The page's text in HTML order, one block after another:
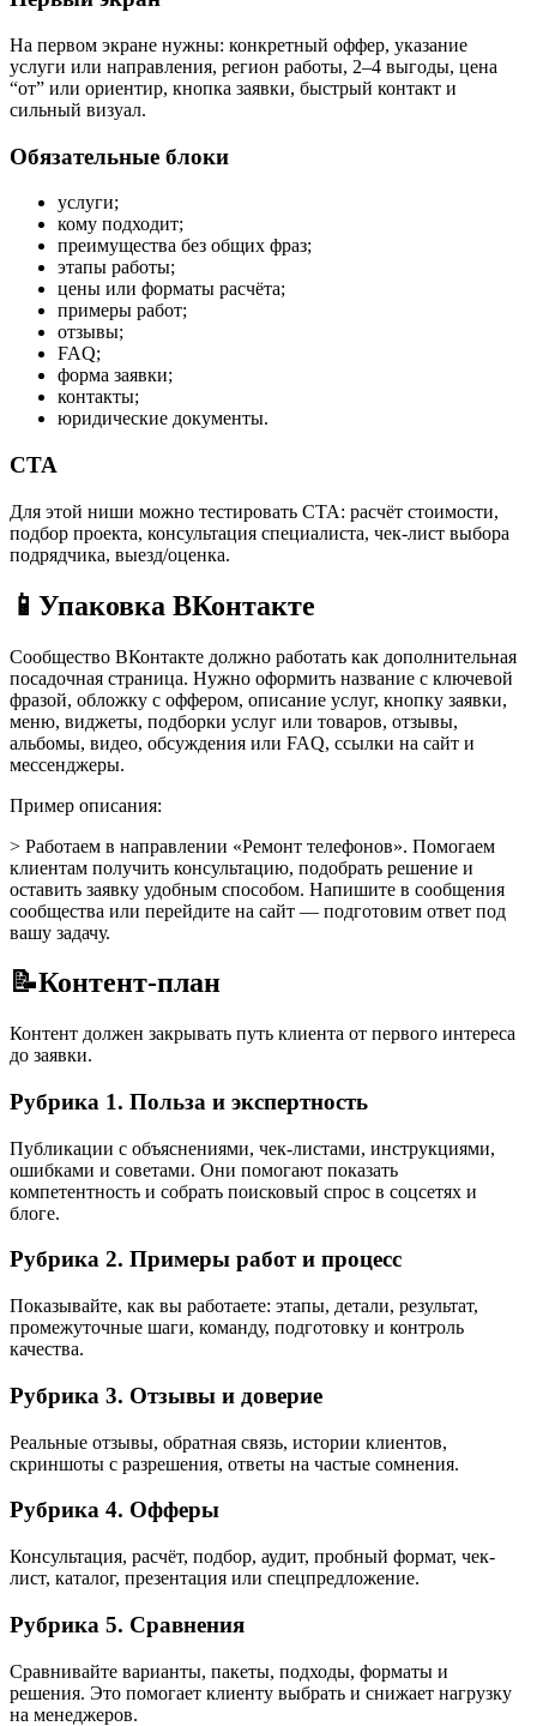
На первом экране нужны: конкретный оффер, указание
услуги или направления, регион работы, 2–4 выгоды, цена
“от” или ориентир, кнопка заявки, быстрый контакт и
сильный визуал.
Обязательные блоки
услуги;
кому подходит;
преимущества без общих фраз;
этапы работы;
цены или форматы расчёта;
примеры работ;
отзывы;
FAQ;
форма заявки;
контакты;
юридические документы.
CTA
Для этой ниши можно тестировать CTA: расчёт стоимости,
подбор проекта, консультация специалиста, чек-лист выбора
подрядчика, выезд/оценка.
📱 Упаковка ВКонтакте
Сообщество ВКонтакте должно работать как дополнительная
посадочная страница. Нужно оформить название с ключевой
фразой, обложку с оффером, описание услуг, кнопку заявки,
меню, виджеты, подборки услуг или товаров, отзывы,
альбомы, видео, обсуждения или FAQ, ссылки на сайт и
мессенджеры.
Пример описания:
> Работаем в направлении «Ремонт телефонов». Помогаем
клиентам получить консультацию, подобрать решение и
оставить заявку удобным способом. Напишите в сообщения
сообщества или перейдите на сайт — подготовим ответ под
вашу задачу.
📝Контент-план
Контент должен закрывать путь клиента от первого интереса
до заявки.
Рубрика 1. Польза и экспертность
Публикации с объяснениями, чек-листами, инструкциями,
ошибками и советами. Они помогают показать
компетентность и собрать поисковый спрос в соцсетях и
блоге.
Рубрика 2. Примеры работ и процесс
Показывайте, как вы работаете: этапы, детали, результат,
промежуточные шаги, команду, подготовку и контроль
качества.
Рубрика 3. Отзывы и доверие
Реальные отзывы, обратная связь, истории клиентов,
скриншоты с разрешения, ответы на частые сомнения.
Рубрика 4. Офферы
Консультация, расчёт, подбор, аудит, пробный формат, чек-
лист, каталог, презентация или спецпредложение.
Рубрика 5. Сравнения
Сравнивайте варианты, пакеты, подходы, форматы и
решения. Это помогает клиенту выбрать и снижает нагрузку
на менеджеров.